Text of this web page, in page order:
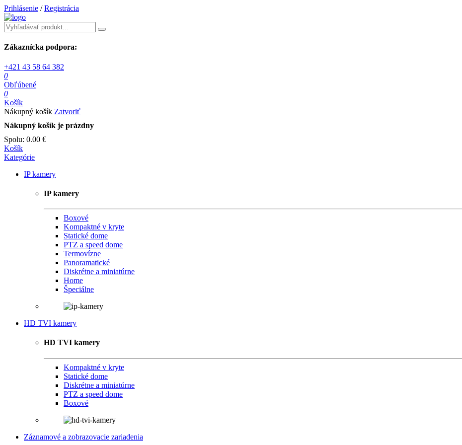
Prihlásenie / Registrácia
Zákaznícka podpora:
+421 43 58 64 382
0
Obľúbené
0
Košík
Nákupný košík Zatvoriť
Nákupný košík je prázdny
Spolu: 0.00 €
Košík
Kategórie
IP kamery
IP kamery
Boxové
Kompaktné v kryte
Statické dome
PTZ a speed dome
Termovízne
Panoramatické
Diskrétne a miniatúrne
Home
Špeciálne
HD TVI kamery
HD TVI kamery
Kompaktné v kryte
Statické dome
Diskrétne a miniatúrne
PTZ a speed dome
Boxové
Záznamové a zobrazovacie zariadenia